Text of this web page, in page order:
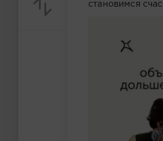
становимся